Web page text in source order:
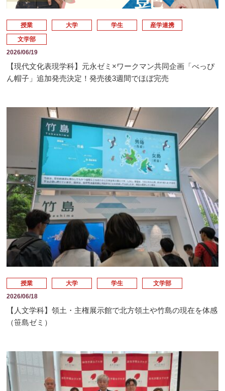
授業 大学 学生 産学連携
文学部
2026/06/19
【現代文化表現学科】元永ゼミ×ワークマン共同企画「べっぴ
ん帽子」追加発売決定！発売後3週間でほぼ完売
授業 大学 学生
文学部
2026/06/18
【人文学科】領土・主権展示館で北方領土や竹島の現在を体感
（笹島ゼミ）